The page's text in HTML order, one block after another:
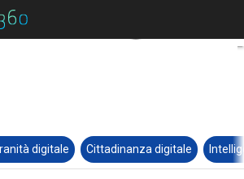
digitale Cittadinanza digitale